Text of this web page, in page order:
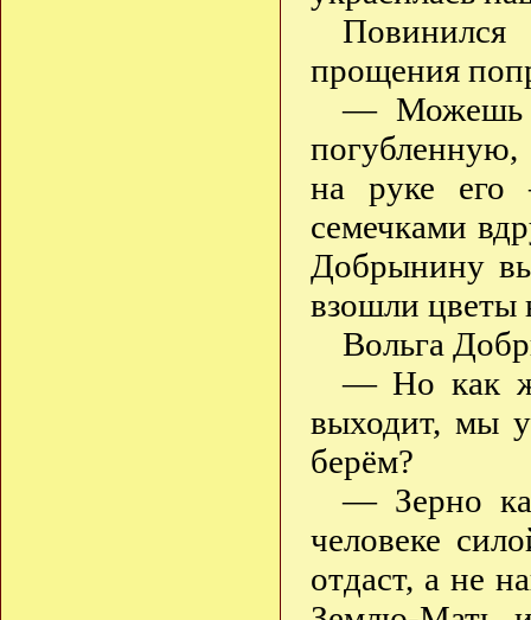
Повинился
прощения
— Можешь
на руке его
семечками
Добрынину
взошли цветы
Вольга
— Но как
выходит, мы
берём?
— Зерно
человеке
отдаст, а не